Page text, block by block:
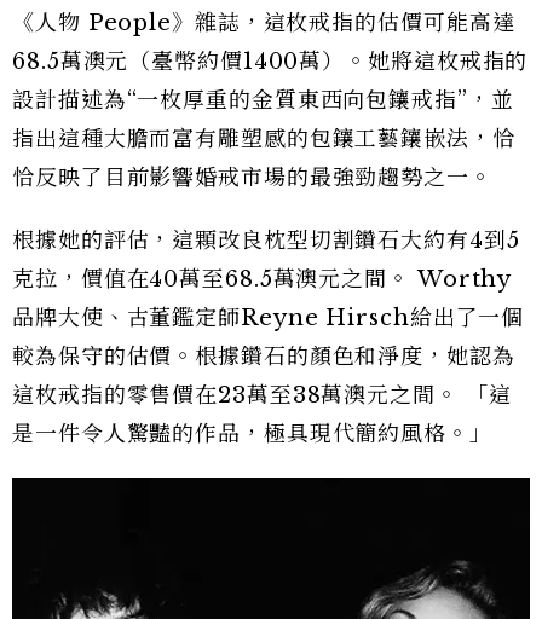
《人物 People》雜誌，這枚戒指的估價可能高達
68.5萬澳元（臺幣約價1400萬）。她將這枚戒指的
設計描述為“一枚厚重的金質東西向包鑲戒指”，並
指出這種大膽而富有雕塑感的包鑲工藝鑲嵌法，恰
恰反映了目前影響婚戒市場的最強勁趨勢之一。
根據她的評估，這顆改良枕型切割鑽石大約有4到5
克拉，價值在40萬至68.5萬澳元之間。 Worthy
品牌大使、古董鑑定師Reyne Hirsch給出了一個
較為保守的估價。根據鑽石的顏色和淨度，她認為
這枚戒指的零售價在23萬至38萬澳元之間。 「這
是一件令人驚豔的作品，極具現代簡約風格。」